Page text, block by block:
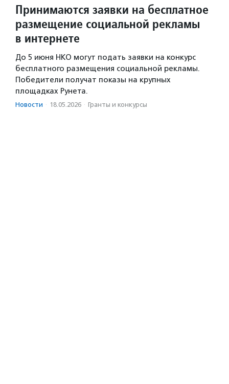
Принимаются заявки на бесплатное
размещение социальной рекламы
в интернете
До 5 июня НКО могут подать заявки на конкурс
бесплатного размещения социальной рекламы.
Победители получат показы на крупных
площадках Рунета.
Новости · 18.05.2026 · Гранты и конкурсы